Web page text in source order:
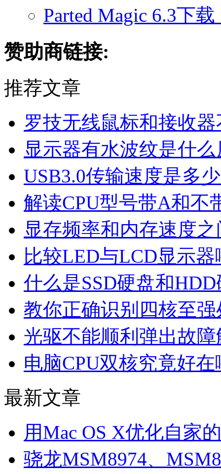
Parted Magic 6.3下
赞助商链接:
推荐文章
罗技无线鼠标和接收
显示器有水波纹是什
USB3.0传输速度是多
解读CPU型号带A和不
显存频率和内存速度
比较LED与LCD显示
什么是SSD硬盘和
教你正确识别四核至强
光驱不能顺利弹出故
电脑CPU双核究竟好
最新文章
用Mac OS X优化自家
骁龙MSM8974、